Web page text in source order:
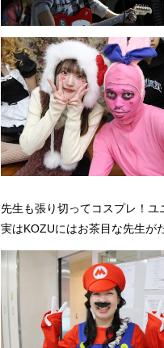
先生も張り切ってコスプレ！
実はKOZUにはお茶目な先生が